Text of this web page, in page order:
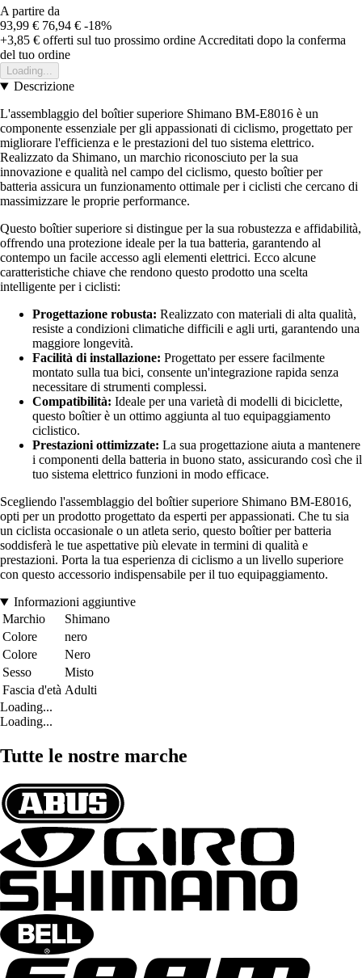
A partire da
93,99 € 76,94 € -18%
+3,85 € offerti sul tuo prossimo ordine Accreditati dopo la conferma
del tuo ordine
Loading...
Descrizione
L'assemblaggio del boîtier superiore Shimano BM-E8016 è un
componente essenziale per gli appassionati di ciclismo, progettato per
migliorare l'efficienza e le prestazioni del tuo sistema elettrico.
Realizzato da Shimano, un marchio riconosciuto per la sua
innovazione e qualità nel campo del ciclismo, questo boîtier per
batteria assicura un funzionamento ottimale per i ciclisti che cercano di
massimizzare le proprie performance.
Questo boîtier superiore si distingue per la sua robustezza e affidabilità,
offrendo una protezione ideale per la tua batteria, garantendo al
contempo un facile accesso agli elementi elettrici. Ecco alcune
caratteristiche chiave che rendono questo prodotto una scelta
intelligente per i ciclisti:
Progettazione robusta: Realizzato con materiali di alta qualità,
resiste a condizioni climatiche difficili e agli urti, garantendo una
maggiore longevità.
Facilità di installazione: Progettato per essere facilmente
montato sulla tua bici, consente un'integrazione rapida senza
necessitare di strumenti complessi.
Compatibilità: Ideale per una varietà di modelli di biciclette,
questo boîtier è un ottimo aggiunta al tuo equipaggiamento
ciclistico.
Prestazioni ottimizzate: La sua progettazione aiuta a mantenere
i componenti della batteria in buono stato, assicurando così che il
tuo sistema elettrico funzioni in modo efficace.
Scegliendo l'assemblaggio del boîtier superiore Shimano BM-E8016,
opti per un prodotto progettato da esperti per appassionati. Che tu sia
un ciclista occasionale o un atleta serio, questo boîtier per batteria
soddisferà le tue aspettative più elevate in termini di qualità e
prestazioni. Porta la tua esperienza di ciclismo a un livello superiore
con questo accessorio indispensabile per il tuo equipaggiamento.
Informazioni aggiuntive
Marchio
Shimano
Colore
nero
Colore
Nero
Sesso
Misto
Fascia d'età Adulti
Loading...
Loading...
Tutte le nostre marche